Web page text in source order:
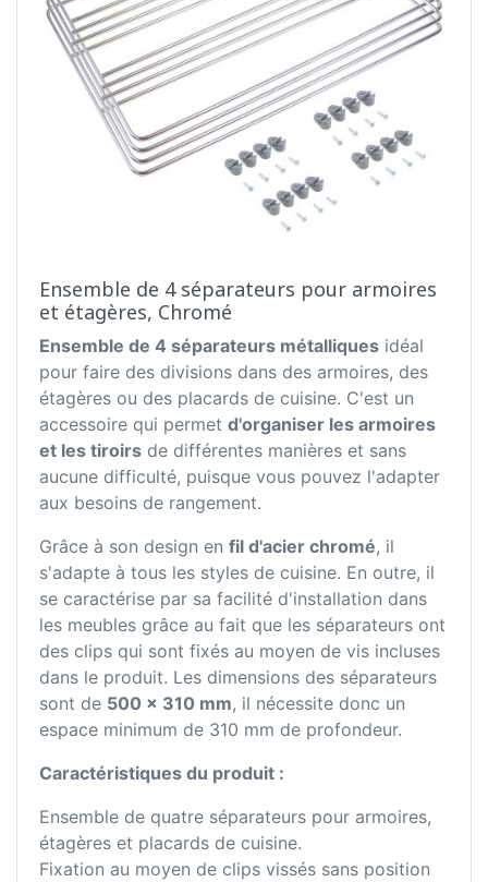
Ensemble de 4 séparateurs pour armoires
et étagères, Chromé
Ensemble de 4 séparateurs métalliques idéal
pour faire des divisions dans des armoires, des
étagères ou des placards de cuisine. C'est un
accessoire qui permet d'organiser les armoires
et les tiroirs de différentes manières et sans
aucune difficulté, puisque vous pouvez l'adapter
aux besoins de rangement.
Grâce à son design en fil d'acier chromé, il
s'adapte à tous les styles de cuisine. En outre, il
se caractérise par sa facilité d'installation dans
les meubles grâce au fait que les séparateurs ont
des clips qui sont fixés au moyen de vis incluses
dans le produit. Les dimensions des séparateurs
sont de 500 x 310 mm, il nécessite donc un
espace minimum de 310 mm de profondeur.
Caractéristiques du produit :
Ensemble de quatre séparateurs pour armoires,
étagères et placards de cuisine.
Fixation au moyen de clips vissés sans position